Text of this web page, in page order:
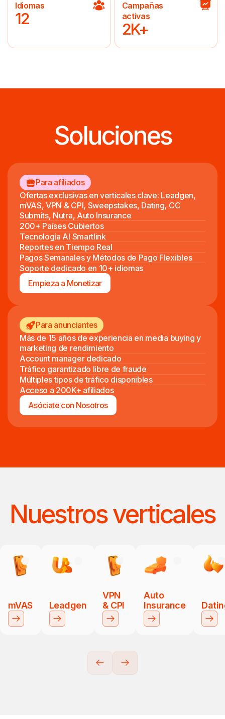
Idiomas
12
Campañas
activas
2K+
Soluciones
Para afiliados
Ofertas exclusivas en verticales clave: Leadgen,
mVAS, VPN & CPI, Sweepstakes, Dating, CC
Submits, Nutra, Auto Insurance
200+ Países Cubiertos
Tecnología AI Smartlink
Reportes en Tiempo Real
Pagos Semanales y Métodos de Pago Flexibles
Soporte dedicado en 10+ idiomas
Empieza a Monetizar
Para anunciantes
Más de 15 años de experiencia en media buying y
marketing de rendimiento
Account manager dedicado
Tráfico garantizado libre de fraude
Múltiples tipos de tráfico disponibles
Acceso a 200K+ afiliados
Asóciate con Nosotros
Nuestros verticales
mVAS Leadgen
VPN
& CPI
Auto
Insurance